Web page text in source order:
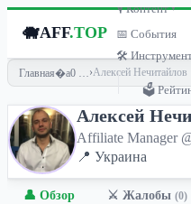
🐗AFF.TOP
🎙 Контент ▾
📅 События
🛠
🗳
Главная ›Алексей Нечитайлов
Алексей
Affiliate Manager
📍 Украина
👤 Обзор ⚔️ Жалобы (0)